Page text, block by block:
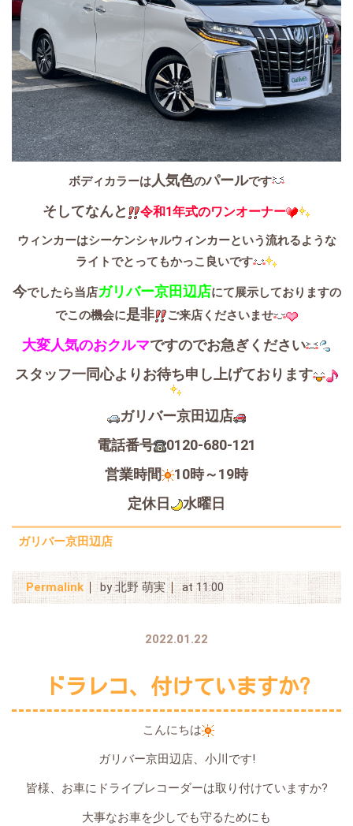
ボディカラーは人気色のパールです
そしてなんと 令和1年式のワンオーナー
ウィンカーはシーケンシャルウィンカーという流れるような
ライトでとってもかっこ良いです
今でしたら当店ガリバー京田辺店にて展示しておりますの
でこの機会に是非 ご来店くださいませ
大変人気のおクルマですのでお急ぎください
スタッフ一同心よりお待ち申し上げております
ガリバー京田辺店
電話番号
0120-680-121
営業時間
10時～19時
定休日
水曜日
ガリバー京田辺店
Permalink by 北野 萌実 at 11:00
2022.01.22
ドラレコ、付けていますか?
こんにちは
ガリバー京田辺店、小川です!
皆様、お車にドライブレコーダーは取り付けていますか?
大事なお車を少しでも守るためにも